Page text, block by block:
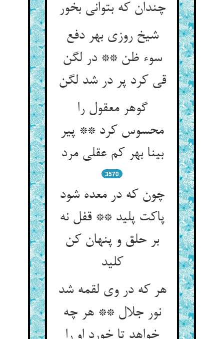
چندان که بتوانی بخور
شیخ روزی بهر دفع
سوء ظن ** در لگن
قی کرد پر در شد لگن‏
گوهر معقول را
محسوس کرد ** پیر
بینا بهر کم عقلی مرد
3570
چون که در معده شود
پاکت پلید ** قفل نه
بر حلق و پنهان کن
کلید
هر که در وی لقمه شد
نور جلال ** هر چه
خواهد تا خورد او را